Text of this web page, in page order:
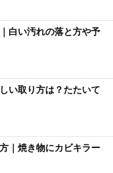
白い汚れの落と方や予
い取り方は？たたいて
｜焼き物にカビキラー